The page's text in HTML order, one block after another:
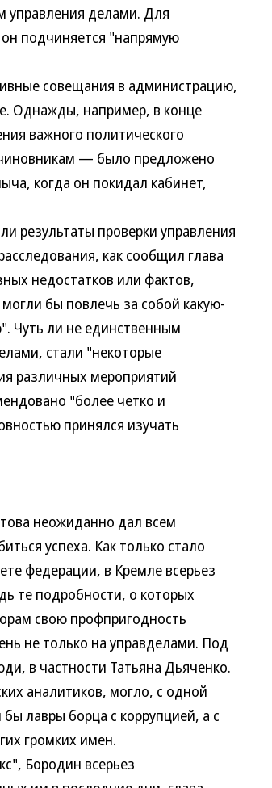
управления делами. Для
подчиняется "напрямую
совещания в администрацию,
Однажды, например, в конце
важного политического
— было предложено
когда он покидал кабинет,
результаты проверки управления
как сообщил глава
недостатков или фактов,
бы повлечь за собой какую-
Чуть ли не единственным
стали "некоторые
различных мероприятий
"более четко и
принялся изучать
неожиданно дал всем
успеха. Как только стало
федерации, в Кремле всерьез
те подробности, о которых
свою профпригодность
не только на управделами. Под
в частности Татьяна Дьяченко.
аналитиков, могло, с одной
лавры борца с коррупцией, а с
громких имен.
Бородин всерьез